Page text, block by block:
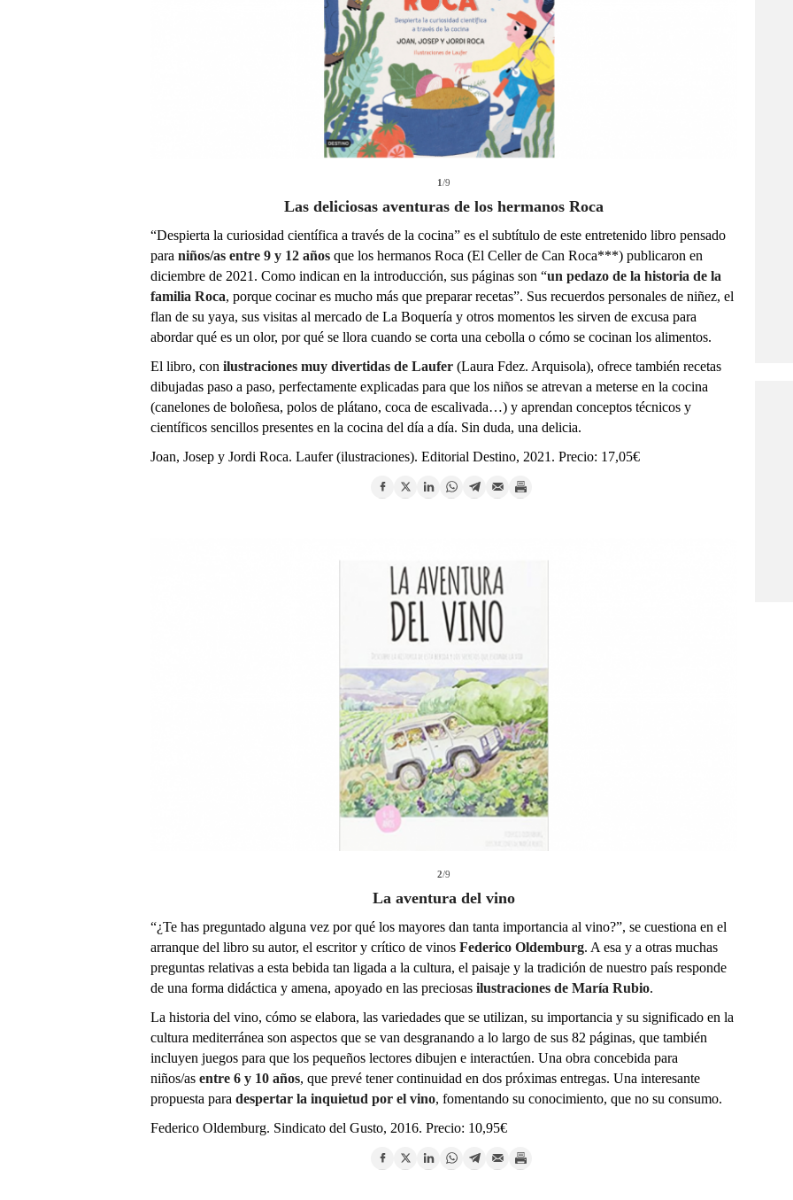
1/9
Las deliciosas aventuras de los hermanos Roca
“Despierta la curiosidad científica a través de la cocina” es el subtítulo de este entretenido libro pensado
para niños/as entre 9 y 12 años que los hermanos Roca (El Celler de Can Roca***) publicaron en
diciembre de 2021. Como indican en la introducción, sus páginas son “un pedazo de la historia de la
familia Roca, porque cocinar es mucho más que preparar recetas”. Sus recuerdos personales de niñez, el
flan de su yaya, sus visitas al mercado de La Boquería y otros momentos les sirven de excusa para
abordar qué es un olor, por qué se llora cuando se corta una cebolla o cómo se cocinan los alimentos.
El libro, con ilustraciones muy divertidas de Laufer (Laura Fdez. Arquisola), ofrece también recetas
dibujadas paso a paso, perfectamente explicadas para que los niños se atrevan a meterse en la cocina
(canelones de boloñesa, polos de plátano, coca de escalivada…) y aprendan conceptos técnicos y
científicos sencillos presentes en la cocina del día a día. Sin duda, una delicia.
Joan, Josep y Jordi Roca. Laufer (ilustraciones). Editorial Destino, 2021. Precio: 17,05€
2/9
La aventura del vino
“¿Te has preguntado alguna vez por qué los mayores dan tanta importancia al vino?”, se cuestiona en el
arranque del libro su autor, el escritor y crítico de vinos Federico Oldemburg. A esa y a otras muchas
preguntas relativas a esta bebida tan ligada a la cultura, el paisaje y la tradición de nuestro país responde
de una forma didáctica y amena, apoyado en las preciosas ilustraciones de María Rubio.
La historia del vino, cómo se elabora, las variedades que se utilizan, su importancia y su significado en la
cultura mediterránea son aspectos que se van desgranando a lo largo de sus 82 páginas, que también
incluyen juegos para que los pequeños lectores dibujen e interactúen. Una obra concebida para
niños/as entre 6 y 10 años, que prevé tener continuidad en dos próximas entregas. Una interesante
propuesta para despertar la inquietud por el vino, fomentando su conocimiento, que no su consumo.
Federico Oldemburg. Sindicato del Gusto, 2016. Precio: 10,95€